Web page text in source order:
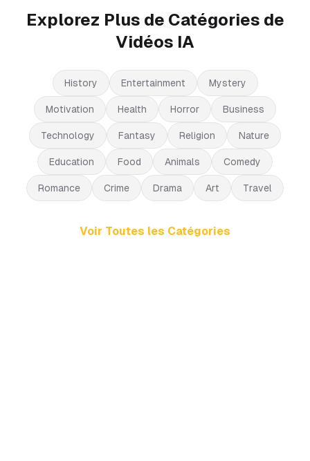
Explorez Plus de Catégories de
Vidéos IA
History Entertainment Mystery
Motivation Health Horror Business
Technology Fantasy Religion Nature
Education Food Animals Comedy
Romance Crime Drama Art Travel
Voir Toutes les Catégories